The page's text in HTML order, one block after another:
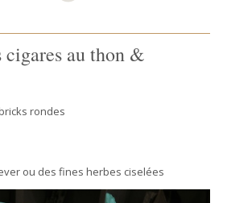
cigares au thon &
rondes
ou des fines herbes ciselées